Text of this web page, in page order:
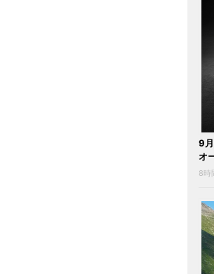
9
オ
8時